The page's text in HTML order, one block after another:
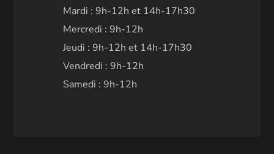
Mardi : 9h-12h et 14h-17h30
Mercredi : 9h-12h
Jeudi : 9h-12h et 14h-17h30
Vendredi : 9h-12h
Samedi : 9h-12h